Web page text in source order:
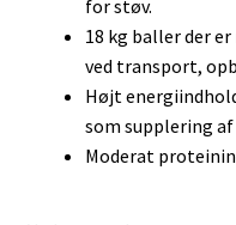
for støv.
18 kg baller der
ved transport,
Højt
som supplering
Moderat